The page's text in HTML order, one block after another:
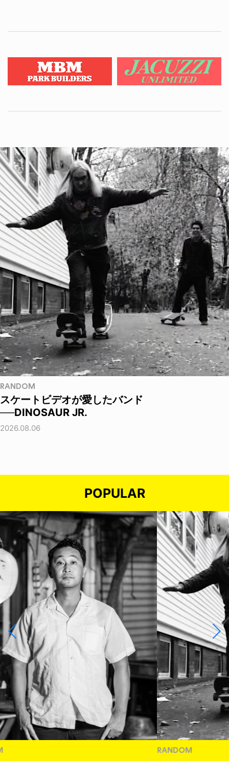
RANDOM
スケートビデオが愛したバンド
──DINOSAUR JR.
2026.08.06
POPULAR
RANDOM